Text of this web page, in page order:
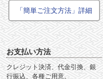
「簡単ご注文方法」詳細
お支払い方法
クレジット決済、代金引換、銀
行振込、各種ご用意。